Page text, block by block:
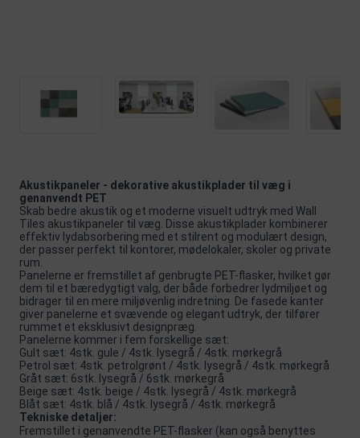
Akustikpaneler - dekorative akustikplader til væg i
genanvendt PET
Skab bedre akustik og et moderne visuelt udtryk med Wall
Tiles akustikpaneler til væg. Disse akustikplader kombinerer
effektiv lydabsorbering med et stilrent og modulært design,
der passer perfekt til kontorer, mødelokaler, skoler og private
rum.
Panelerne er fremstillet af genbrugte PET-flasker, hvilket gør
dem til et bæredygtigt valg, der både forbedrer lydmiljøet og
bidrager til en mere miljøvenlig indretning. De fasede kanter
giver panelerne et svævende og elegant udtryk, der tilfører
rummet et eksklusivt designpræg.
Panelerne kommer i fem forskellige sæt:
Gult sæt: 4stk. gule / 4stk. lysegrå / 4stk. mørkegrå
Petrol sæt: 4stk. petrolgrønt / 4stk. lysegrå / 4stk. mørkegrå
Gråt sæt: 6stk. lysegrå / 6stk. mørkegrå
Beige sæt: 4stk. beige / 4stk. lysegrå / 4stk. mørkegrå
Blåt sæt: 4stk. blå / 4stk. lysegrå / 4stk. mørkegrå
Tekniske detaljer:
Fremstillet i genanvendte PET-flasker (kan også benyttes